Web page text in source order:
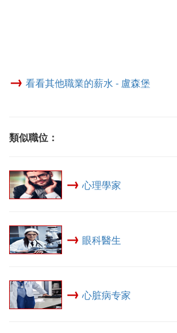
→ 看看其他職業的薪水 - 盧森堡
類似職位：
→ 心理學家
→ 眼科醫生
→ 心脏病专家